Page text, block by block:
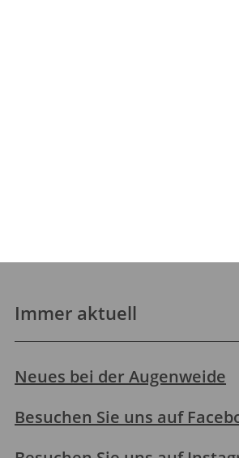
Immer aktuell
Neues bei der Augenweide
Besuchen Sie uns auf